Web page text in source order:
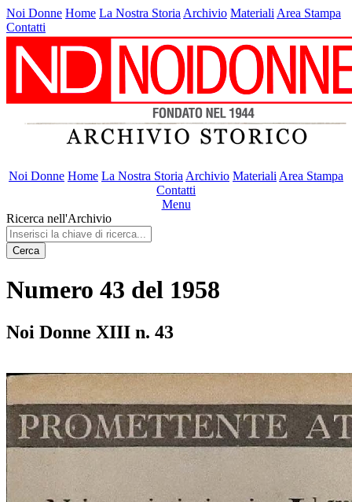
Noi Donne Home La Nostra Storia Archivio Materiali Area Stampa
Contatti
Noi Donne Home La Nostra Storia Archivio Materiali Area Stampa
Contatti
Menu
Ricerca nell'Archivio
Cerca
Numero 43 del 1958
Noi Donne XIII n. 43